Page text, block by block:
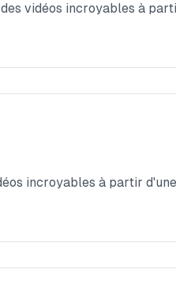
vidéos incroyables à
incroyables à partir